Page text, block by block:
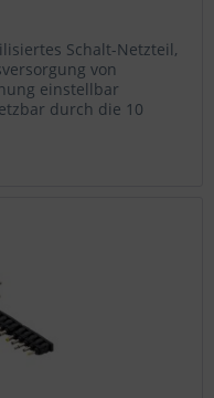
Schalt-Netzteil,
von
einstellbar
durch die 10